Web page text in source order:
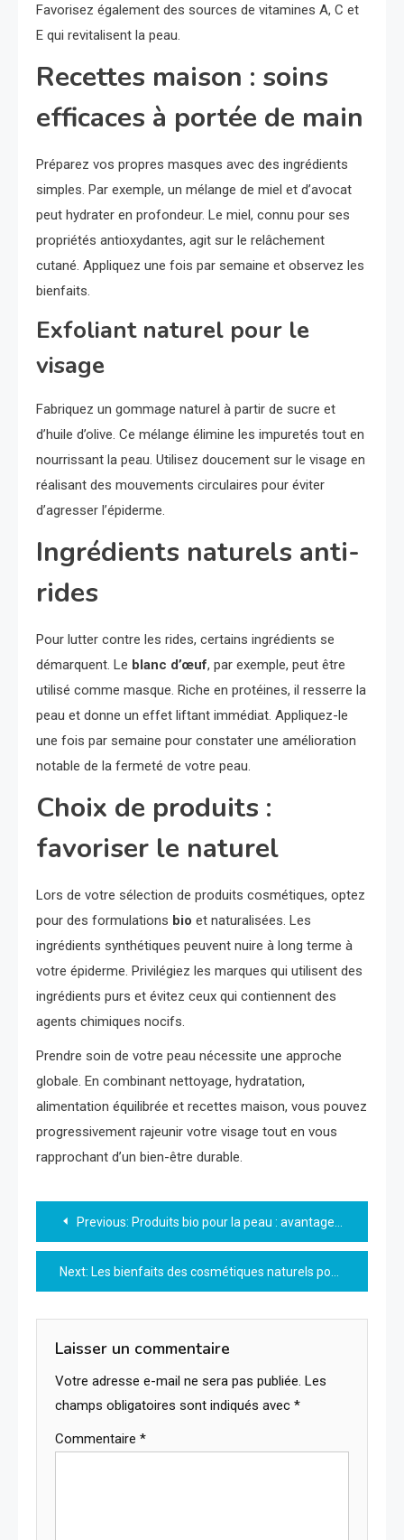
Favorisez également des sources de vitamines A, C et
E qui revitalisent la peau.
Recettes maison : soins
efficaces à portée de main
Préparez vos propres masques avec des ingrédients
simples. Par exemple, un mélange de miel et d’avocat
peut hydrater en profondeur. Le miel, connu pour ses
propriétés antioxydantes, agit sur le relâchement
cutané. Appliquez une fois par semaine et observez les
bienfaits.
Exfoliant naturel pour le
visage
Fabriquez un gommage naturel à partir de sucre et
d’huile d’olive. Ce mélange élimine les impuretés tout en
nourrissant la peau. Utilisez doucement sur le visage en
réalisant des mouvements circulaires pour éviter
d’agresser l’épiderme.
Ingrédients naturels anti-
rides
Pour lutter contre les rides, certains ingrédients se
démarquent. Le blanc d’œuf, par exemple, peut être
utilisé comme masque. Riche en protéines, il resserre la
peau et donne un effet liftant immédiat. Appliquez-le
une fois par semaine pour constater une amélioration
notable de la fermeté de votre peau.
Choix de produits :
favoriser le naturel
Lors de votre sélection de produits cosmétiques, optez
pour des formulations bio et naturalisées. Les
ingrédients synthétiques peuvent nuire à long terme à
votre épiderme. Privilégiez les marques qui utilisent des
ingrédients purs et évitez ceux qui contiennent des
agents chimiques nocifs.
Prendre soin de votre peau nécessite une approche
globale. En combinant nettoyage, hydratation,
alimentation équilibrée et recettes maison, vous pouvez
progressivement rajeunir votre visage tout en vous
rapprochant d’un bien-être durable.
Navigation
de
l’article
Previous: Produits bio pour la peau : avantages et conseils d’utilisation
Next: Les bienfaits des cosmétiques naturels pour votre peau
Laisser un commentaire
Votre adresse e-mail ne sera pas publiée. Les
champs obligatoires sont indiqués avec *
Commentaire *